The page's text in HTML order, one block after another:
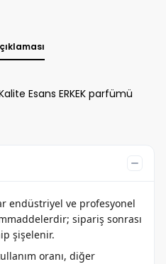
Esans ERKEK parfümü
endüstriyel ve profesyonel
sipariş sonrası
şişelenir.
oranı, diğer